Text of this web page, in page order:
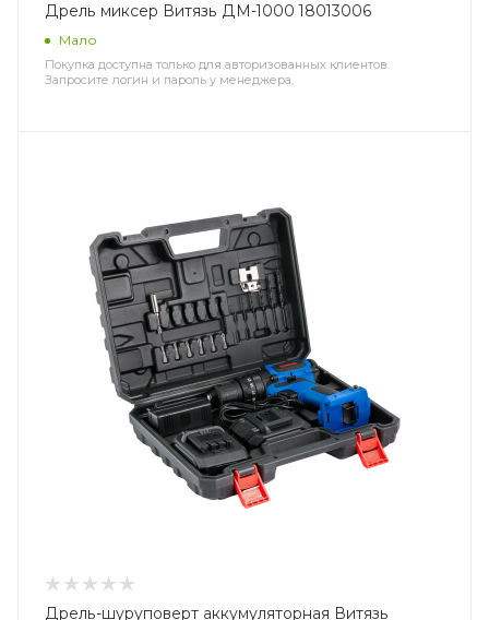
Дрель миксер Витязь ДМ-1000 18013006
Мало
Покупка доступна только для авторизованных клиентов.
Запросите логин и пароль у менеджера.
Дрель-шуруповерт аккумуляторная Витязь